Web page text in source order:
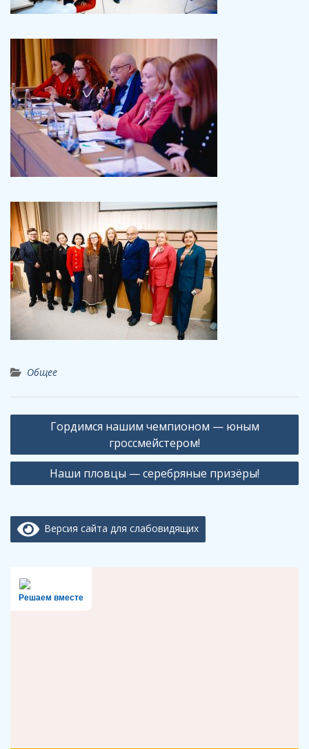
Общее
Навигация
записям
Гордимся нашим чемпионом — юным
гроссмейстером!
Наши пловцы — серебряные призёры!
Версия сайта для слабовидящих
Решаем вместе